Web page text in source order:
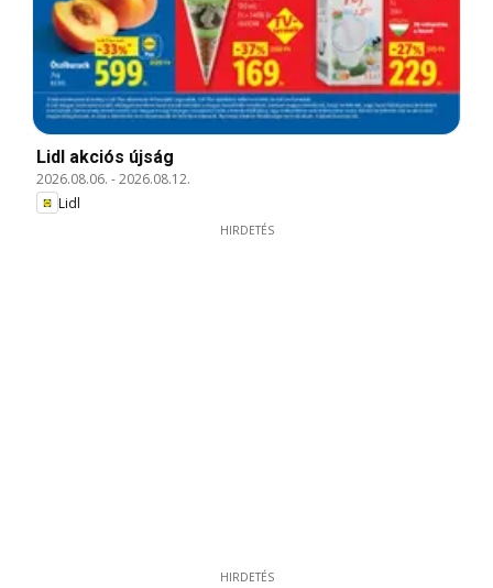
Lidl akciós újság
2026.08.06. -2026.08.12.
Lidl
HIRDETÉS
HIRDETÉS